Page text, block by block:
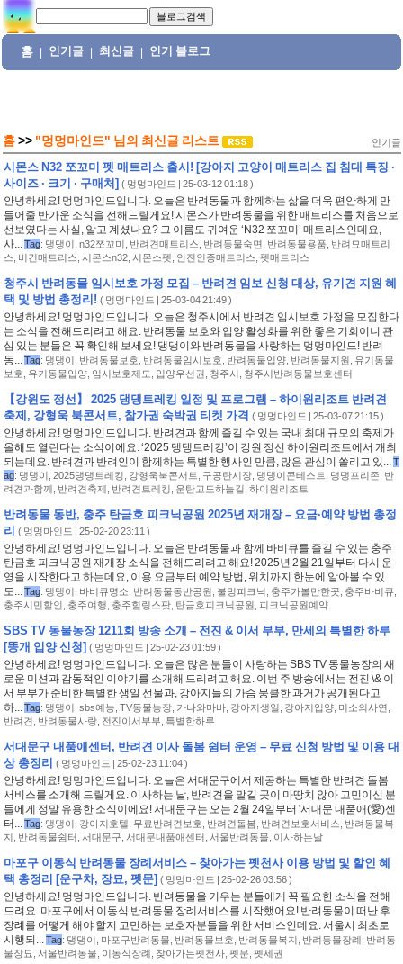
홈 인기글 최신글 인기 블로그
홈 >> "멍멍마인드" 님의 최신글 리스트 인기글
시몬스 N32 쪼꼬미 펫 매트리스 출시! [강아지 고양이 매트리스 집 침대 특징 ·
사이즈 · 크기 · 구매처] ( 멍멍마인드 | 25-03-12 01:18 )
안녕하세요! 멍멍마인드입니다. 오늘은 반려동물과 함께하는 삶을 더욱 편안하게 만
들어줄 반가운 소식을 전해드릴게요! 시몬스가 반려동물을 위한 매트리스를 처음으로
선보였다는 사실, 알고 계셨나요? 그 이름도 귀여운 ‘N32 쪼꼬미’ 매트리스인데요,
사...Tag: 댕댕이 n32쪼꼬미 반려견매트리스 반려동물숙면 반려동물용품 반려묘매트리
스 비건매트리스 시몬스n32, 시몬스펫 안전인증매트리스 펫매트리스
청주시 반려동물 임시보호 가정 모집 – 반려견 임보 신청 대상, 유기견 지원 혜
택 및 방법 총정리! ( 멍멍마인드 | 25-03-04 21:49 )
안녕하세요! 멍멍마인드입니다. 오늘은 청주시에서 반려견 임시보호 가정을 모집한다
는 소식을 전해드리려고 해요. 반려동물 보호와 입양 활성화를 위한 좋은 기회이니 관
심 있는 분들은 꼭 확인해 보세요! 댕댕이와 반려동물을 사랑하는 멍멍마인드! 반려
동...Tag: 댕댕이 반려동물보호 반려동물임시보호 반려동물입양, 반려동물지원 유기동물
보호 유기동물입양, 임시보호제도 입양우선권 청주시 청주시반려동물보호센터
【강원도 정선】 2025 댕댕트레킹 일정 및 프로그램 – 하이원리조트 반려견
축제, 강형욱 북콘서트, 참가권 숙박권 티켓 가격 ( 멍멍마인드 | 25-03-07 21:15 )
안녕하세요! 멍멍마인드입니다. 반려견과 함께 즐길 수 있는 국내 최대 규모의 축제가
올해도 열린다는 소식이에요. ‘2025 댕댕트레킹’이 강원 정선 하이원리조트에서 개최
되는데요. 반려견과 반려인이 함께하는 특별한 행사인 만큼, 많은 관심이 쏠리고 있...T
ag: 댕댕이 2025댕댕트레킹 강형욱북콘서트 구공탄시장, 댕댕이콘테스트 댕댕프리존 반
려견과함께 반려견축제 반려견트레킹 운탄고도하늘길 하이원리조트
반려동물 동반, 충주 탄금호 피크닉공원 2025년 재개장 – 요금·예약 방법 총정
리 ( 멍멍마인드 | 25-02-20 23:11 )
안녕하세요! 멍멍마인드입니다. 오늘은 반려동물과 함께 바비큐를 즐길 수 있는 충주
탄금호 피크닉공원 재개장 소식을 전해드리려고 해요! 2025년 2월 21일부터 다시 운
영을 시작한다고 하는데요, 이용 요금부터 예약 방법, 위치까지 한눈에 알아볼 수 있
도...Tag: 댕댕이 바비큐명소 반려동물동반공원 불멍피크닉 충주가볼만한곳 충주바비큐
충주시민할인 충주여행 충주힐링스팟, 탄금호피크닉공원 피크닉공원예약
SBS TV 동물농장 1211회 방송 소개 – 전진 & 이서 부부, 만세의 특별한 하루
[똥개 입양 신청] ( 멍멍마인드 | 25-02-23 01:59 )
안녕하세요! 멍멍마인드입니다. 오늘은 많은 분들이 사랑하는 SBS TV 동물농장의 새
로운 미션과 감동적인 이야기를 소개해 드리려고 해요. 이번 주 방송에서는 전진 \& 이
서 부부가 준비한 특별한 생일 선물과, 강아지들의 가슴 뭉클한 과거가 공개된다고
하...Tag: 댕댕이 sbs예능 TV동물농장, 가나와마바, 강아지생일 강아지입양, 미소의사연
반려견 반려동물사랑, 전진이서부부 특별한하루
서대문구 내품애센터, 반려견 이사 돌봄 쉼터 운영 – 무료 신청 방법 및 이용 대
상 총정리 ( 멍멍마인드 | 25-02-23 11:04 )
안녕하세요! 멍멍마인드입니다. 오늘은 서대문구에서 제공하는 특별한 반려견 돌봄
서비스를 소개해 드릴게요. 이사하는 날, 반려견을 맡길 곳이 마땅치 않아 고민이신 분
들에게 정말 유용한 소식이에요! 서대문구는 오는 2월 24일부터 '서대문 내품애(愛)센
터...Tag: 댕댕이 강아지호텔 무료반려견보호 반려견돌봄 반려견보호서비스 반려동물복
지 반려동물쉼터 서대문구 서대문내품애센터 서울반려동물 이사하는날
마포구 이동식 반려동물 장례서비스 – 찾아가는 펫천사 이용 방법 및 할인 혜
택 총정리 [운구차, 장묘, 펫문] ( 멍멍마인드 | 25-02-26 03:56 )
안녕하세요! 멍멍마인드입니다. 반려동물을 키우는 분들에게 꼭 필요한 소식을 전해
드려요. 마포구에서 이동식 반려동물 장례서비스를 시작했어요! 반려동물이 떠난 후
장례를 어떻게 해야 할지 고민하는 보호자분들을 위한 서비스인데요. 서울시 최초로
시행되...Tag: 댕댕이 마포구반려동물 반려동물보호 반려동물복지 반려동물장례 반려동
물장묘
서울반려동물 이동식장례 찾아가는펫천사, 펫문 펫세권